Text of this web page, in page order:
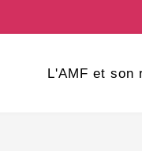
L'AMF et son